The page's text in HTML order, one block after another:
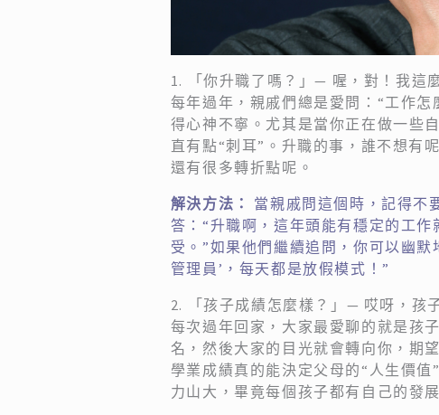
1. 「你升職了嗎？」— 喔，對！我這
每年過年，親戚們總是愛問：“工作
得心神不寧。尤其是當你正在做一些
直有點“刺耳”。升職的事，誰不想有
還有很多轉折點呢。
解決方法：
當親戚問這個時，記得不
答：“升職啊，這年頭能有穩定的工
受。”如果他們繼續追問，你可以幽
管理員’，每天都是放假模式！”
2. 「孩子成績怎麼樣？」— 哎呀，孩
每次過年回家，大家最愛聊的就是孩
名，然後大家的目光就會轉向你，期
學業成績真的能決定父母的“人生價
力山大，畢竟每個孩子都有自己的發